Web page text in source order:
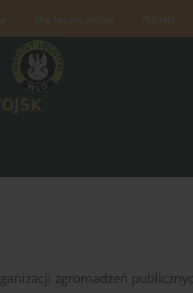
Dla recenzentów Polityki
zgromadzeń